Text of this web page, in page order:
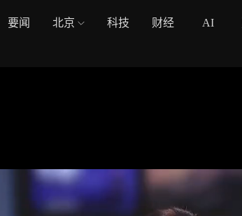
要闻 北京 科技 财经 AI